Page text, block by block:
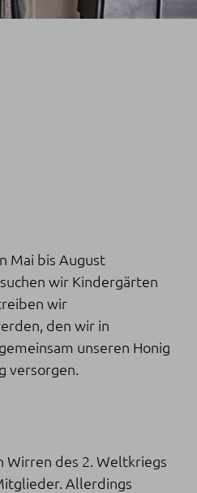
Mai bis August
wir Kindergärten
wir
den wir in
unseren Honig
versorgen.
Wirren des 2. Weltkriegs
Allerdings